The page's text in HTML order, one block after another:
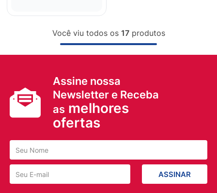
Você viu todos os 17produtos
Assine nossa
Newsletter e Receba
as melhores
ofertas
ASSINAR